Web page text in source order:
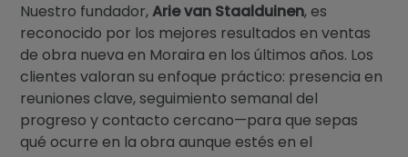
Nuestro fundador,Arie van Staalduinen, es
reconocido por los mejores resultados en ventas
de obra nueva en Moraira en los últimos años. Los
clientes valoran su enfoque práctico: presencia en
reuniones clave, seguimiento semanal del
progreso y contacto cercano—para que sepas
qué ocurre en la obra aunque estés en el